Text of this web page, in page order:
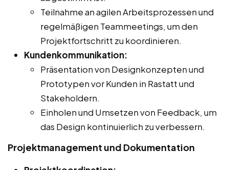
Teilnahme an agilen Arbeitsprozessen und
regelmäßigen Teammeetings, um den
Projektfortschritt zu koordinieren.
Kundenkommunikation:
Präsentation von Designkonzepten und
Prototypen vor Kunden in Rastatt und
Stakeholdern.
Einholen und Umsetzen von Feedback, um
das Design kontinuierlich zu verbessern.
Projektmanagement und Dokumentation